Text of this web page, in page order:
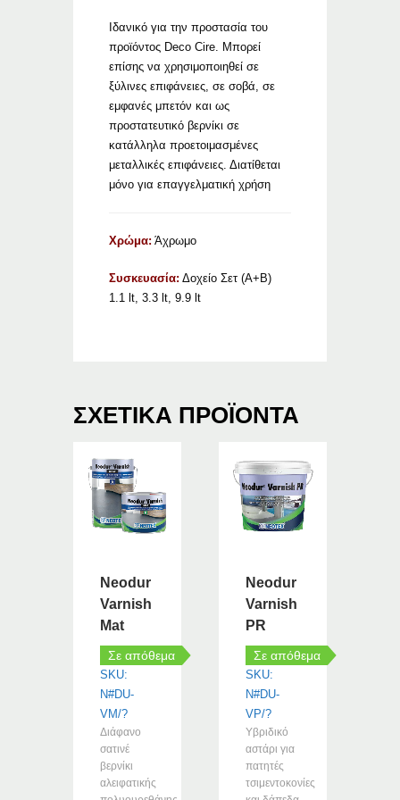
Ιδανικό για την προστασία του
προϊόντος Deco Cire. Μπορεί
επίσης να χρησιμοποιηθεί σε
ξύλινες επιφάνειες, σε σοβά, σε
εμφανές μπετόν και ως
προστατευτικό βερνίκι σε
κατάλληλα προετοιμασμένες
μεταλλικές επιφάνειες. Διατίθεται
μόνο για επαγγελματική χρήση
Χρώμα: Άχρωμο
Συσκευασία: Δοχείο Σετ (Α+Β)
1.1 lt, 3.3 lt, 9.9 lt
ΣΧΕΤΙΚΆ ΠΡΟΪΌΝΤΑ
Neodur
Varnish
Mat
Σε απόθεμα
SKU:
N#DU-
VM/?
Διάφανο
σατινέ
βερνίκι
αλειφατικής
Neodur
Varnish
PR
Σε απόθεμα
SKU:
N#DU-
VP/?
Υβριδικό
αστάρι για
πατητές
τσιμεντοκονίες